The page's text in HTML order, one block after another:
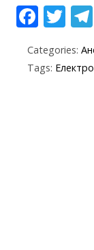
F
e
b
T
itt
er
Categories:
Tags: